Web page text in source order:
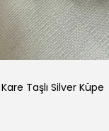
Taşlı Silver Küpe